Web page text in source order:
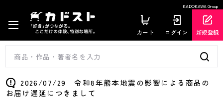
KADOKAWA Group
カート ログイン 新規登録
2026/07/29 令和8年熊本地震の影響による商品の
お届け遅延につきまして